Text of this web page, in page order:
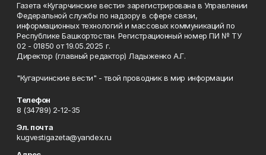
Газета «Кугарчинские вести» зарегистрирована в Управлении
Федеральной службы по надзору в сфере связи,
информационных технологий и массовых коммуникаций по
Республике Башкортостан. Регистрационный номер ПИ № ТУ
02 - 01850 от 19.05.2025 г.
Директор (главный редактор) Ладыженко А.Г.
"Кугарчинские вести" - твой проводник в мир информации
Телефон
8 (34789) 2-12-35
Эл. почта
kugvestigazeta@yandex.ru